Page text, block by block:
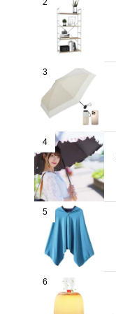
2
3
4
5
6